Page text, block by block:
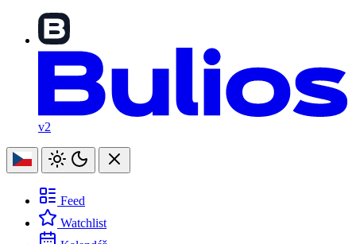
v2
Feed
Watchlist